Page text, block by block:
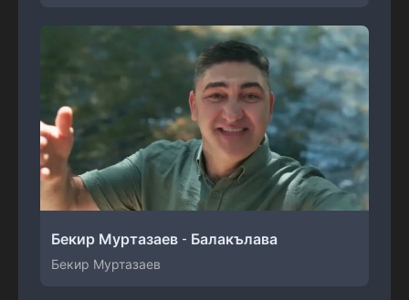
Бекир Муртазаев - Балакълава
Бекир Муртазаев